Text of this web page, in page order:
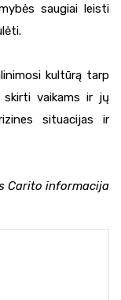
saugiai leisti
kultūrą tarp
skirti vaikams ir jų
situacijas ir
Carito informacija